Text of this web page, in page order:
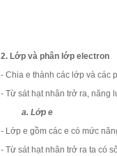
2. Lớp và phân lớp electron
- Chia e thành các lớp và các
- Từ sát hạt nhân trở ra, năng
a. Lớp e
- Lớp e gồm các e có mức
- Từ sát hạt nhân trở ra ta có